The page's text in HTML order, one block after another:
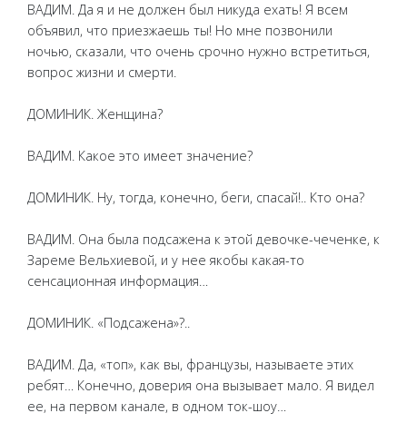
ВАДИМ. Да я и не должен был никуда ехать! Я всем
объявил, что приезжаешь ты! Но мне позвонили
ночью, сказали, что очень срочно нужно встретиться,
вопрос жизни и смерти.
ДОМИНИК. Женщина?
ВАДИМ. Какое это имеет значение?
ДОМИНИК. Ну, тогда, конечно, беги, спасай!.. Кто она?
ВАДИМ. Она была подсажена к этой девочке-чеченке, к
Зареме Вельхиевой, и у нее якобы какая-то
сенсационная информация…
ДОМИНИК. «Подсажена»?..
ВАДИМ. Да, «топ», как вы, французы, называете этих
ребят… Конечно, доверия она вызывает мало. Я видел
ее, на первом канале, в одном ток-шоу…